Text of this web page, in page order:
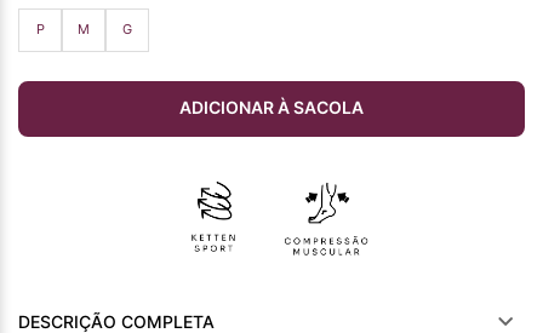
P M G
ADICIONAR À SACOLA
DESCRIÇÃO COMPLETA